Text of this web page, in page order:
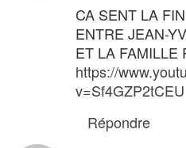
CA SENT LA
ENTRE JEAN-
ET LA FAMILLE
https://
v=Sf4GZP2tCEU
Répondre